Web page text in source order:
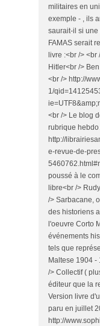
militaires en
exemple - , ils
saurait-il si
FAMAS serait
livre :<br />
Hitler<br />
<br /> http://
1/
<br /> Le blog
rubrique hebdo
http://
e-revue-de-
poussé à le
libre<br />
/> Sarbacane,
des historiens
l'oeuvre Corto
événements
tels que
Maltese 1904 -
/> Collectif (
éditeur que la
Version livre
paru en juillet
http://